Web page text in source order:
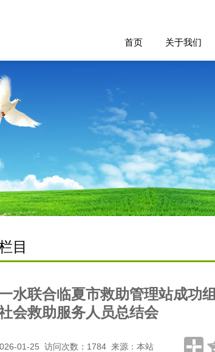
首页 关于我们
目
水联合临夏市救助管理站成功
会救助服务人员总结会
01-25 访问次数：1784 来源：本站